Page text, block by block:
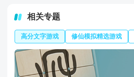
相关专题
高分文字游戏 修仙模拟精选游戏